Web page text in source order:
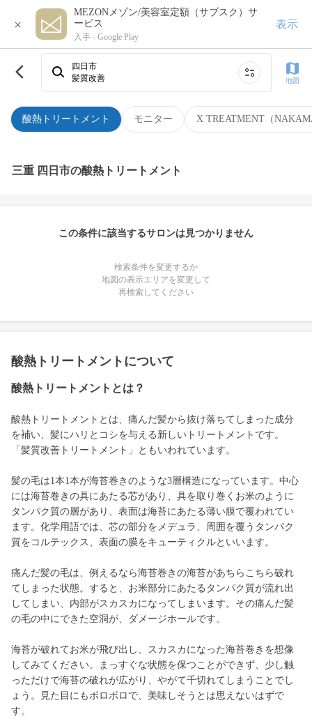
×
MEZONメゾン/美容室定額（サブスク）サ
ービス
入手 - Google Play
表示
酸熱トリートメント モニター X TREATMENT（
四日市
髪質改善
地図
三重 四日市の酸熱トリートメント
この条件に該当するサロンは見つかりません
検索条件を変更するか
地図の表示エリアを変更して
再検索してください
酸熱トリートメントについて
酸熱トリートメントとは？
酸熱トリートメントとは、痛んだ髪から抜け落ちてしまった成分
を補い、髪にハリとコシを与える新しいトリートメントです。
「髪質改善トリートメント」ともいわれています。
髪の毛は1本1本が海苔巻きのような3層構造になっています。中心
には海苔巻きの具にあたる芯があり、具を取り巻くお米のように
タンパク質の層があり、表面は海苔にあたる薄い膜で覆われてい
ます。化学用語では、芯の部分をメデュラ、周囲を覆うタンパク
質をコルテックス、表面の膜をキューティクルといいます。
痛んだ髪の毛は、例えるなら海苔巻きの海苔があちらこちら破れ
てしまった状態。すると、お米部分にあたるタンパク質が流れ出
してしまい、内部がスカスカになってしまいます。その痛んだ髪
の毛の中にできた空洞が、ダメージホールです。
海苔が破れてお米が飛び出し、スカスカになった海苔巻きを想像
してみてください。まっすぐな状態を保つことができず、少し触
っただけで海苔の破れが広がり、やがて千切れてしまうことでし
ょう。見た目にもボロボロで、美味しそうとは思えないはずで
す。